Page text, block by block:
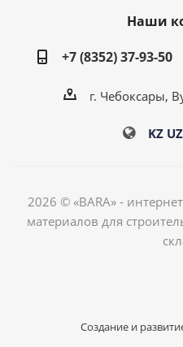
Наши
+7 (8352) 37-93-50
г. Чебоксары,
KZ UZ
2026 © «BARA» -
материалов для
Создание и